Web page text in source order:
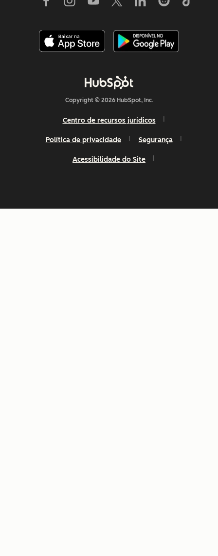
Copyright © 2026 HubSpot, Inc.
Centro de recursos jurídicos
Política de privacidade Segurança
Acessibilidade do Site